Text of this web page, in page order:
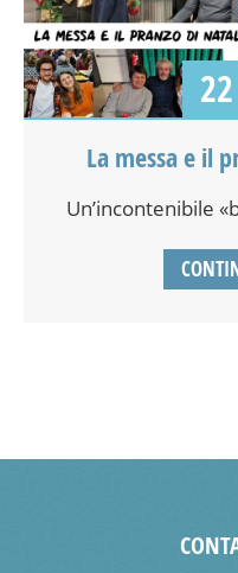
22
La messa e il
Un’incontenibile